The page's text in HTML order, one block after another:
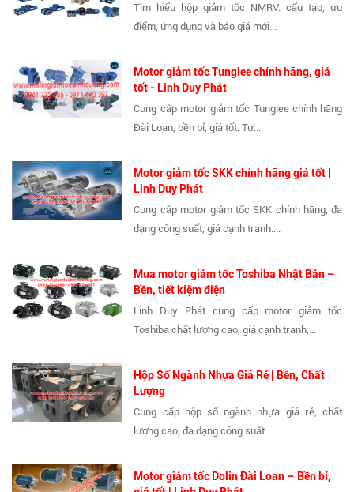
Tìm hiểu hộp giảm tốc NMRV: cấu tạo, ưu
điểm, ứng dụng và báo giá mới...
Motor giảm tốc Tunglee chính hãng, giá
tốt - Linh Duy Phát
Cung cấp motor giảm tốc Tunglee chính hãng
Đài Loan, bền bỉ, giá tốt. Tư...
Motor giảm tốc SKK chính hãng giá tốt |
Linh Duy Phát
Cung cấp motor giảm tốc SKK chính hãng, đa
dạng công suất, giá cạnh tranh....
Mua motor giảm tốc Toshiba Nhật Bản –
Bền, tiết kiệm điện
Linh Duy Phát cung cấp motor giảm tốc
Toshiba chất lượng cao, giá cạnh tranh,...
Hộp Số Ngành Nhựa Giá Rẻ | Bền, Chất
Lượng
Cung cấp hộp số ngành nhựa giá rẻ, chất
lượng cao, đa dạng công suất....
Motor giảm tốc Dolin Đài Loan – Bền bỉ,